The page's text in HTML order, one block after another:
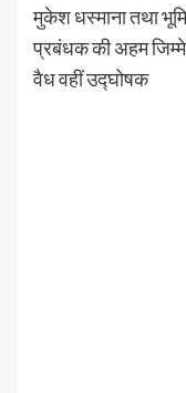
मुकेश धस्माना तथा
प्रबंधक की अहम
वैध वहीं उद्घोषक